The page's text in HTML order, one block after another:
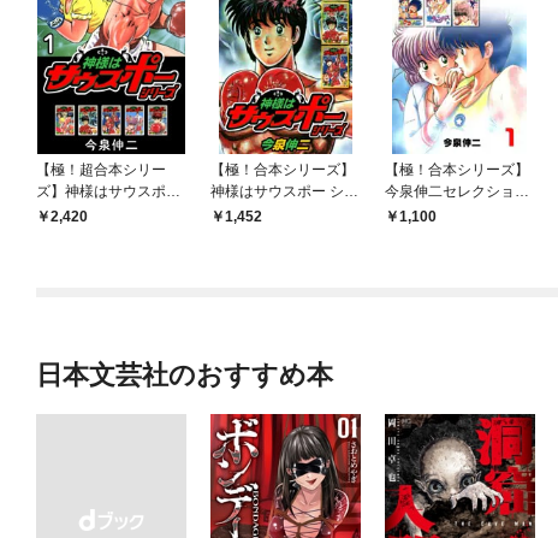
【極！超合本シリー
ズ】神様はサウスポー
シリーズ1巻
2,420
【極！合本シリーズ】
神様はサウスポー シリ
ーズ1巻
1,452
【極！合本シリーズ】
今泉伸二セレクション
1巻1,100
日本文芸社のおすすめ本